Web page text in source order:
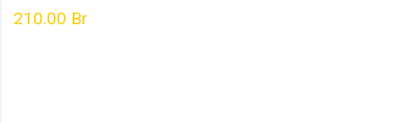
210.00 Br